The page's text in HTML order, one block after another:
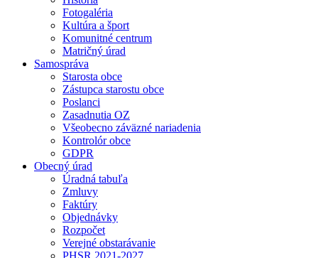
Fotogaléria
Kultúra a šport
Komunitné centrum
Matričný úrad
Samospráva
Starosta obce
Zástupca starostu obce
Poslanci
Zasadnutia OZ
Všeobecno záväzné nariadenia
Kontrolór obce
GDPR
Obecný úrad
Úradná tabuľa
Zmluvy
Faktúry
Objednávky
Rozpočet
Verejné obstarávanie
PHSR 2021-2027